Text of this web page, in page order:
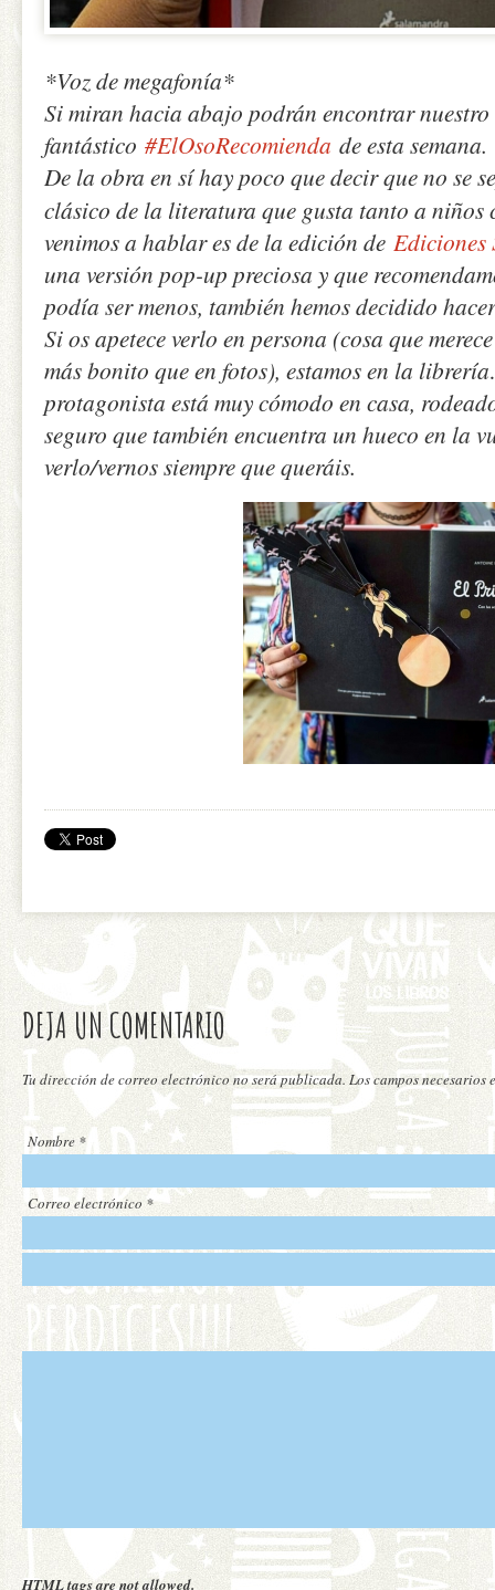
*Voz de megafonía*
Si miran hacia abajo podrán encontrar nuestro
fantástico #ElOsoRecomienda de esta semana.
De la obra en sí hay poco que decir que no se
clásico de la literatura que gusta tanto a niños
venimos a hablar es de la edición de Ediciones
una versión pop-up preciosa y que
podía ser menos, también hemos decidido
Si os apetece verlo en persona (cosa que
más bonito que en fotos), estamos en la
protagonista está muy cómodo en casa,
seguro que también encuentra un hueco en la
verlo/vernos siempre que queráis.
DEJA UN COMENTARIO
Tu dirección de correo electrónico no será publicada. Los campos necesarios
Nombre *
Correo electrónico *
HTML tags are not allowed.